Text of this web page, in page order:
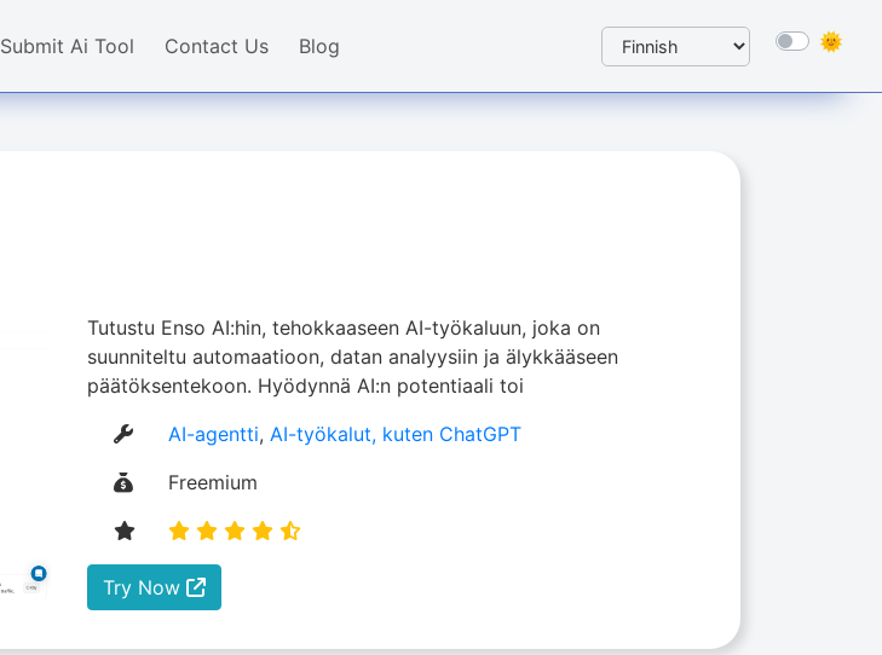
Submit Ai Tool Contact Us Blog
Tutustu Enso AI:hin, tehokkaaseen AI-työkaluun, joka on
suunniteltu automaatioon, datan analyysiin ja älykkääseen
päätöksentekoon. Hyödynnä AI:n potentiaali toi
AI-agentti,AI-työkalut, kuten ChatGPT
Freemium
Try Now